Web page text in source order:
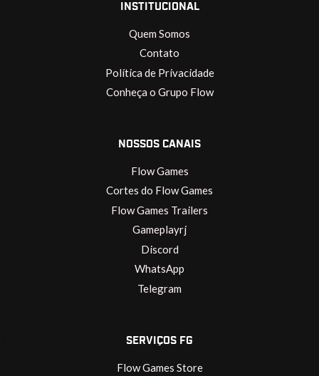
INSTITUCIONAL
Quem Somos
Contato
Política de Privacidade
Conheça o Grupo Flow
NOSSOS CANAIS
Flow Games
Cortes do Flow Games
Flow Games Trailers
Gameplayrj
Discord
WhatsApp
Telegram
SERVIÇOS FG
Flow Games Store